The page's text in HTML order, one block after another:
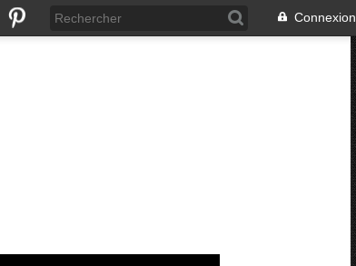
Connexion